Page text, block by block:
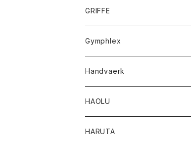
スカート
スカート
Tシャツ
Tシャツ
GRIFFE
Gymphlex
アウター
カーディガン
コート
トップス
シャツ
レディース
Handvaerk
トップス
Tシャツ
HAOLU
HARUTA